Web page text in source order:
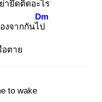
ายึดติดอะไร
งจากกันไป
Dm
อตาย
to wake